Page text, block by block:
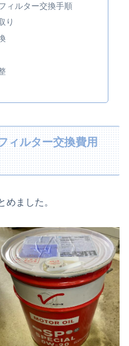
ィルター交換手順
り
ィルター交換費用
めました。